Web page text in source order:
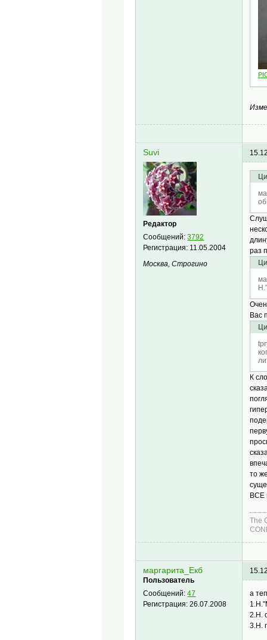
Suvi
Редактор
Сообщений:3792
Регистрация: 11.05.2004
Москва, Строгино
раз
Вас
К
то
ВСЕ
The
маргарита_Екб
Пользователь
Сообщений:47
Регистрация:26.07.2008
а
2.H.
3.H.